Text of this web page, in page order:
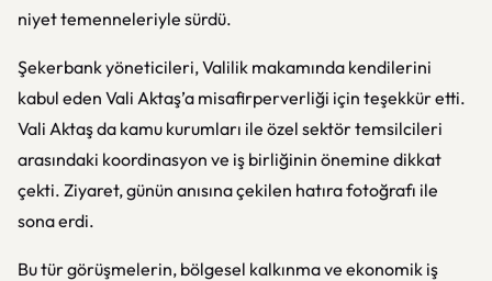
niyet temenneleriyle sürdü.
Şekerbank yöneticileri, Valilik makamında kendilerini
kabul eden Vali Aktaş’a misafirperverliği için teşekkür etti.
Vali Aktaş da kamu kurumları ile özel sektör temsilcileri
arasındaki koordinasyon ve iş birliğinin önemine dikkat
çekti. Ziyaret, günün anısına çekilen hatıra fotoğrafı ile
sona erdi.
Bu tür görüşmelerin, bölgesel kalkınma ve ekonomik iş